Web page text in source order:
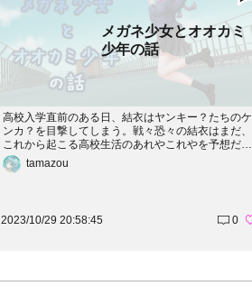
メガネ少女とオオカミ
少年の話
高校入学直前のある日、結衣はヤンキー？たちのケ
ンカ？を目撃してしまう。戦々恐々の結衣はまだ、
これから起こる高校生活のあれやこれやを予想だに
できなかった！…みたいな話。チャットストーリー
版（先行）https://storie.jp/creator/story/16840
tamazou
2023/10/29 20:58:45 0